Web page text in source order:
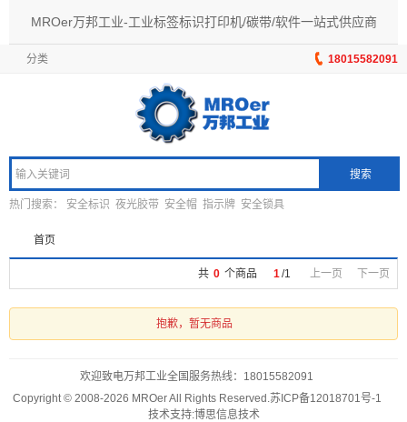
MROer万邦工业-工业标签标识打印机/碳带/软件一站式供应商
18015582091
分类
搜索
热门搜索： 安全标识 夜光胶带 安全帽 指示牌 安全锁具
首页
共 0 个商品 1 /1 上一页 下一页
抱歉，暂无商品
欢迎致电万邦工业全国服务热线： 18015582091
Copyright © 2008-2026 MROer All Rights Reserved. 苏ICP备12018701号-1
技术支持:博思信息技术